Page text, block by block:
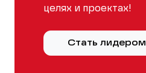
целях и проектах!
Стать лидером